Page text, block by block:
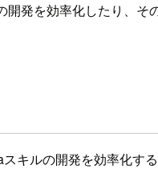
発を効率化したり、
キルの開発を効率化す